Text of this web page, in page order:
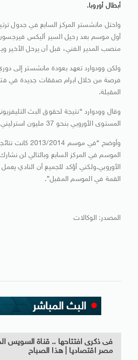
أبطال أوروبا.
واحتل مانشستر المركز السابع في جدول
أول موسم بعد رحيل السير أليكس
منصب المدير الفني، قبل أن يرحل الأخير
ولكن وودوارد تعهد بعودة مانشستر إلى
فرصة من خلال ابرام صفقات جديدة في
المقبلة.
وقال وودوارد “نتيجة لحقوق البث
المستوى الأوروبي بنحو 37 مليون استرليني”.
وأوضح “في موسم
الموسم في المركز السابع وبالتالي لن
الأوروبي.ولكني أؤكد للجميع أن النادي
القمة في الموسم المقبل”.
المصدر: الوكالات
فى ذكرى افتتاحها .. قناة السويس
مصر اقتصاديا | هذا الصباح